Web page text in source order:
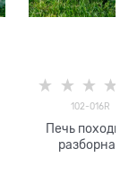
102-016R
Печь